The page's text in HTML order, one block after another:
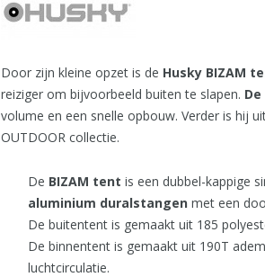
Door zijn kleine opzet is de Husky BIZAM
reiziger om bijvoorbeeld buiten te slapen.
volume en een snelle opbouw. Verder is hij
OUTDOOR collectie.
De BIZAM tent is een dubbel-kappige
aluminium duralstangenmet een
De buitentent is gemaakt uit 185
De binnentent is gemaakt uit 190T
luchtcirculatie.